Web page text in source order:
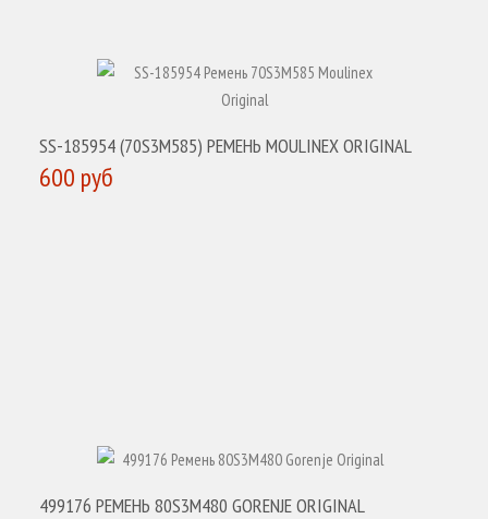
SS-185954 (70S3M585) РЕМЕНЬ MOULINEX ORIGINAL
600 руб
499176 РЕМЕНЬ 80S3M480 GORENJE ORIGINAL